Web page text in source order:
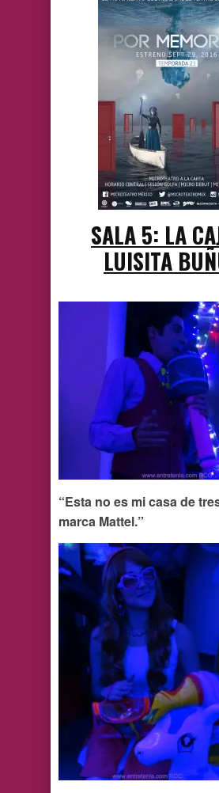
SALA 5: LA
LUISITA
“Esta no es mi casa de
marca Mattel.”